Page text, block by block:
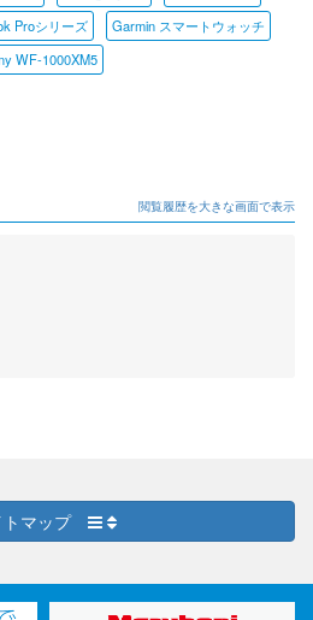
Proシリーズ
Garmin スマートウォッチ
WF-1000XM5
閲覧履歴を大きな画面で表示
トマップ